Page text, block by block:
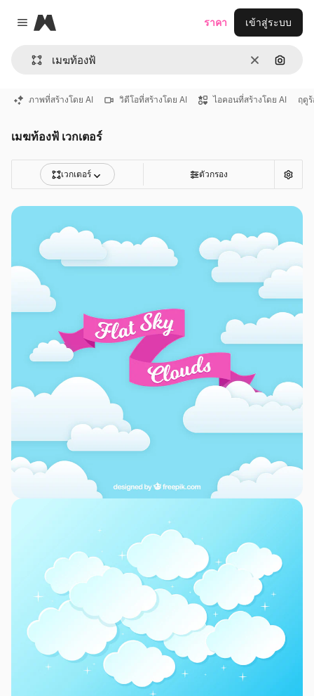
Close menu
Magnific
ชัดเจนค้นหา
ราคา เข้าสู่ระบบ
ภาพที่สร้างโดย AI วิดีโอที่สร้างโดย AI ไอคอนที่สร้างโดย AI ฤดู
เมฆท้องฟ้ เวกเตอร์
เวกเตอร์ ตัวกรอง